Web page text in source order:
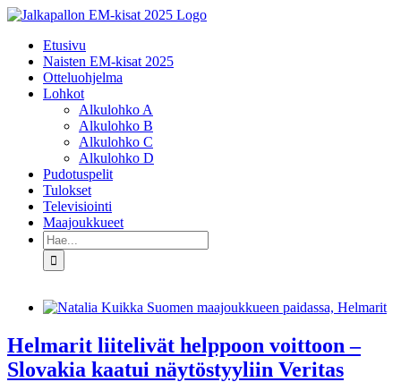
Skip
contentEtusivu
Naisten EM-kisat 2025
Otteluohjelma
Lohkot
Alkulohko A
Alkulohko B
Alkulohko C
Alkulohko D
Pudotuspelit
Tulokset
Televisiointi
Maajoukkueet
Etsi
...
Helmarit liitelivät helppoon voittoon –
Slovakia kaatui näytöstyyliin Veritas